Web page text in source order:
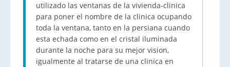
utilizado las ventanas de la vivienda-clinica
para poner el nombre de la clinica ocupando
toda la ventana, tanto en la persiana cuando
esta echada como en el cristal iluminada
durante la noche para su mejor vision,
igualmente al tratarse de una clinica en